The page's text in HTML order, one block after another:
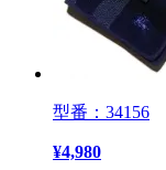
型番：34156
¥4,980